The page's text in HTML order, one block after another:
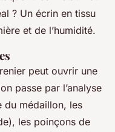
? Un écrin en tissu
et de l’humidité.
peut ouvrir une
passe par l’analyse
du médaillon, les
les poinçons de